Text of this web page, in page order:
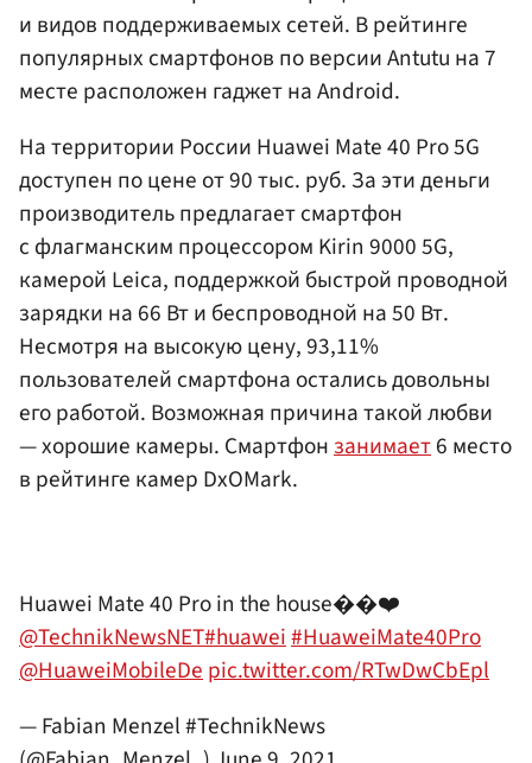
и видов поддерживаемых сетей. В рейтинге
популярных смартфонов по версии Antutu на 7
месте расположен гаджет на Android.
На территории России Huawei Mate 40 Pro 5G
доступен по цене от 90 тыс. руб. За эти деньги
производитель предлагает смартфон
с флагманским процессором Kirin 9000 5G,
камерой Leica, поддержкой быстрой проводной
зарядки на 66 Вт и беспроводной на 50 Вт.
Несмотря на высокую цену, 93,11%
пользователей смартфона остались довольны
его работой. Возможная причина такой любви
— хорошие камеры. Смартфонзанимает6 место
в рейтинге камер DxOMark.
Huawei Mate 40 Pro in the house��❤️
@TechnikNewsNET#huawei#HuaweiMate40Pro
@HuaweiMobileDepic.twitter.com/RTwDwCbEpl
— Fabian Menzel #TechnikNews